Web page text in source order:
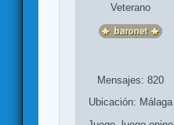
Veterano
Mensajes: 820
Ubicación: Málaga